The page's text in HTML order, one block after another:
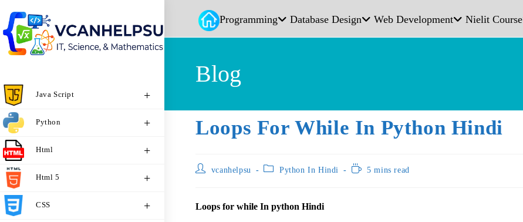
Programming Database Design Web Development Nielit Course
Java Script
Python
Html
Html 5
CSS
Blog
Loops For While In Python Hindi
vcanhelpsu Python In Hindi 5 mins read
Loops for while In python Hindi